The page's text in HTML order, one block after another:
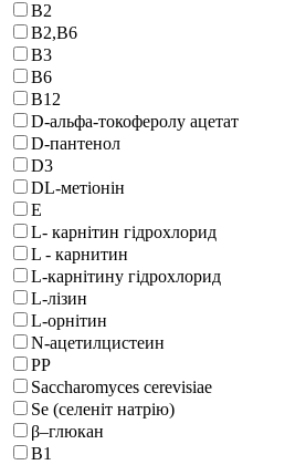
B2
B2,В6
B3
B6
B12
D-альфа-токоферолу ацетат
D-пантенол
D3
DL-метіонін
E
L- карнiтин гідрохлорид
L - карнитин
L-карнітину гідрохлорид
L-лізин
L-орнітин
N-ацетилцистеин
PP
Saccharomyces cerevisiae
Se (селеніт натрію)
β–глюкан
В1